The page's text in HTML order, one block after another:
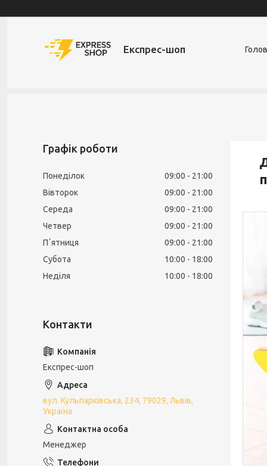
Експрес-шоп
Графік роботи
Понеділок 09:00
21:00
Вівторок
09:00
21:00
Середа
09:00
21:00
Четвер
09:00
21:00
Пʼятниця
09:00
21:00
Субота
10:00
18:00
Неділя
10:00 18:00
Експрес-шоп
вул. Кульпарківська, 234, 79029, Львів,
Україна
Менеджер